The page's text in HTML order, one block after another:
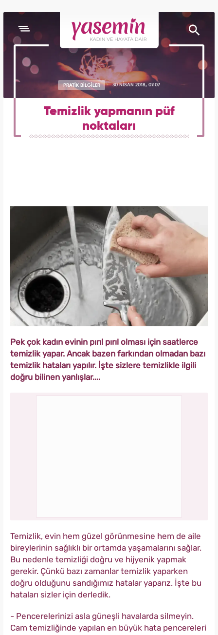
PRATİK BİLGİLER 30 NİSAN 2018, 07:07
Temizlik yapmanın püf
noktaları
Pek çok kadın evinin pırıl pırıl olması için saatlerce
temizlik yapar. Ancak bazen farkından olmadan bazı
temizlik hataları yapılır. İşte sizlere temizlikle ilgili
doğru bilinen yanlışlar....
Temizlik, evin hem güzel görünmesine hem de aile
bireylerinin sağlıklı bir ortamda yaşamalarını sağlar.
Bu nedenle temizliği doğru ve hijyenik yapmak
gerekir. Çünkü bazı zamanlar temizlik yaparken
doğru olduğunu sandığımız hatalar yaparız. İşte bu
hataları sizler için derledik.
- Pencerelerinizi asla güneşli havalarda silmeyin.
Cam temizliğinde yapılan en büyük hata pencereleri